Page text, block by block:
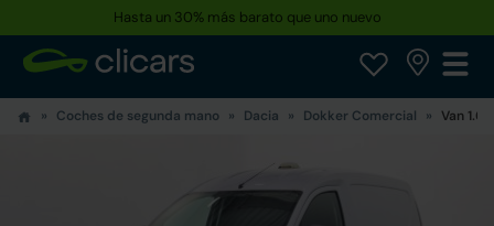
Hasta un 30% más barato que uno nuevo
Coches de segunda mano Dacia Dokker Comercial Van 1.6